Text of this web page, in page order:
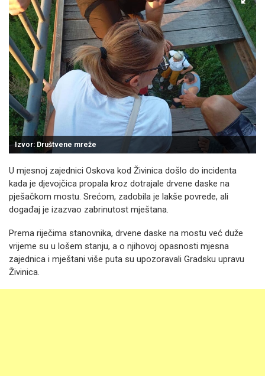
Izvor: Društvene mreže
U mjesnoj zajednici Oskova kod Živinica došlo do incidenta
kada je djevojčica propala kroz dotrajale drvene daske na
pješačkom mostu. Srećom, zadobila je lakše povrede, ali
događaj je izazvao zabrinutost mještana.
Prema riječima stanovnika, drvene daske na mostu već duže
vrijeme su u lošem stanju, a o njihovoj opasnosti mjesna
zajednica i mještani više puta su upozoravali Gradsku upravu
Živinica.